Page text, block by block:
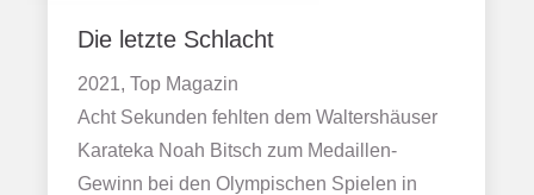
Die letzte Schlacht
2021, Top Magazin
Acht Sekunden fehlten dem Waltershäuser
Karateka Noah Bitsch zum Medaillen-
Gewinn bei den Olympischen Spielen in